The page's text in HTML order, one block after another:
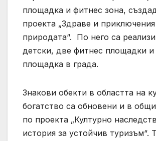
площадка и фитнес зона,
проекта „Здраве и
природата“. По него са
детски, две фитнес площадки и
площадка в града.
Знакови обекти в областта на
богатство са обновени и в
по проекта „Културно
история за устойчив туризъм“.